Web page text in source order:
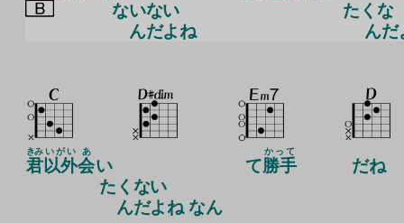
ないない
んだよね
たくな
んだ
君
きみ
以外
いがい
会
あ
い
たくない
んだよね なん
て勝手
かって
だね